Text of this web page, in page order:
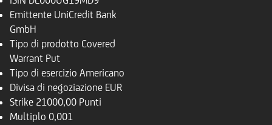
Emittente UniCredit Bank
GmbH
Tipo di prodotto Covered
Warrant Put
Tipo di esercizio Americano
Divisa di negoziazione EUR
Strike 21000,00 Punti
Multiplo 0,001